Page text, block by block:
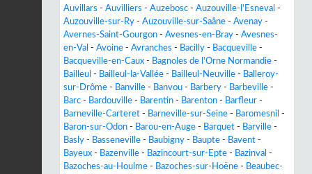
Auvillars - Auvilliers - Auzebosc - Auzouville-l'Esneval -
Auzouville-sur-Ry - Auzouville-sur-Saâne - Avenay -
Avernes-Saint-Gourgon - Avesnes-en-Bray - Avesnes-
en-Val - Avoine - Avranches - Bacilly - Bacqueville -
Bacqueville-en-Caux - Bagnoles de l'Orne Normandie -
Bailleul - Bailleul-la-Vallée - Bailleul-Neuville - Balleroy-
sur-Drôme - Banville - Banvou - Barbery - Barbeville -
Barc - Bardouville - Barentin - Barenton - Barfleur -
Barneville-Carteret - Barneville-sur-Seine - Baromesnil -
Baron-sur-Odon - Barou-en-Auge - Barquet - Barville -
Basly - Basseneville - Baubigny - Baupte - Bavent -
Bayeux - Bazenville - Bazincourt-sur-Epte - Bazinval -
Bazoches-au-Houlme - Bazoches-sur-Hoëne - Beaubec-